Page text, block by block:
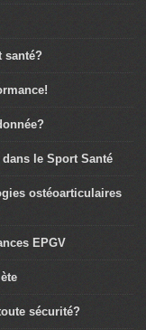
santé?
le Sport Santé
ostéoarticulaires
EPGV
sécurité?